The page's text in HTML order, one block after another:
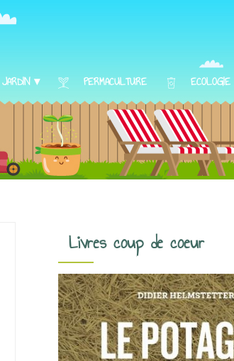
JARDIN ▾ PERMACULTURE ECOLOGIE
Livres coup de coeur